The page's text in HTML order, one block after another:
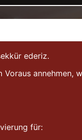
ederiz.
annehmen,
für: